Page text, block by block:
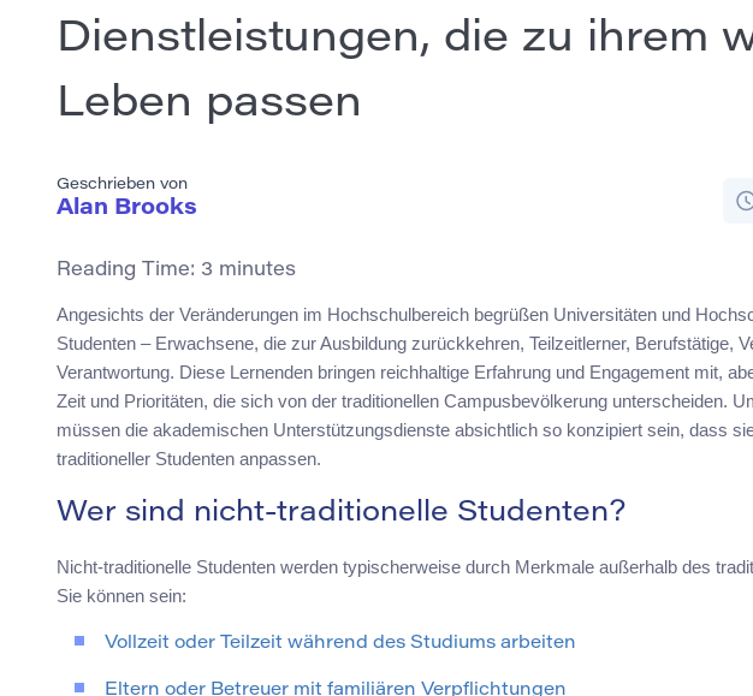
Dienstleistungen, die zu ihrem
Leben passen
Geschrieben von
Alan Brooks
Reading Time: 3 minutes
Angesichts der Veränderungen im Hochschulbereich begrüßen Universitäten und
Studenten – Erwachsene, die zur Ausbildung zurückkehren, Teilzeitlerner, Berufstätige,
Verantwortung. Diese Lernenden bringen reichhaltige Erfahrung und Engagement mit,
Zeit und Prioritäten, die sich von der traditionellen Campusbevölkerung unterscheiden.
müssen die akademischen Unterstützungsdienste absichtlich so konzipiert sein, dass
traditioneller Studenten anpassen.
Wer sind nicht-traditionelle Studenten?
Nicht-traditionelle Studenten werden typischerweise durch Merkmale außerhalb des
Sie können sein:
Vollzeit oder Teilzeit während des Studiums arbeiten
Eltern oder Betreuer mit familiären Verpflichtungen